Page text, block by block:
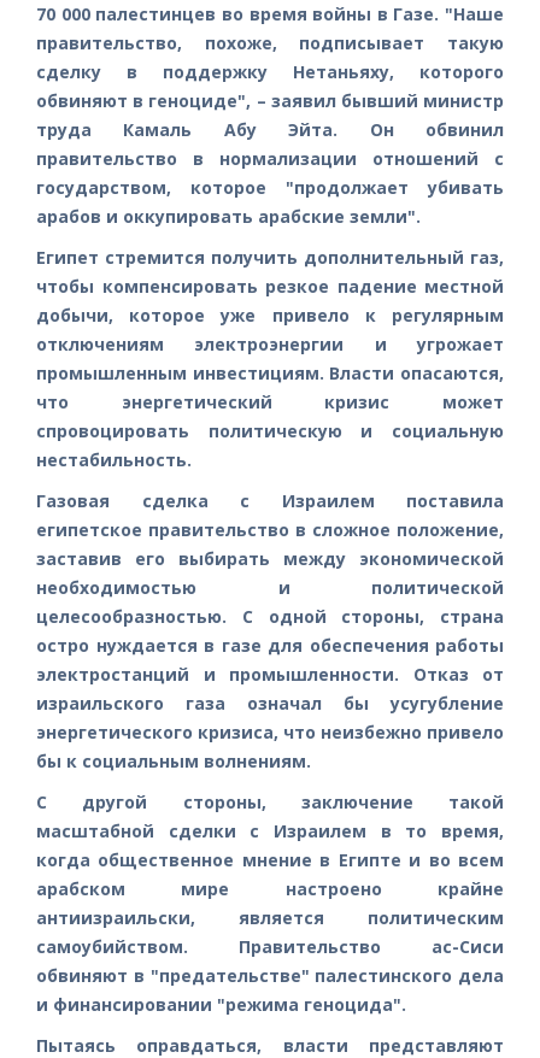
70 000 палестинцев во время войны в Газе. "Наше
правительство, похоже, подписывает такую
сделку в поддержку Нетаньяху, которого
обвиняют в геноциде", – заявил бывший министр
труда Камаль Абу Эйта. Он обвинил
правительство в нормализации отношений с
государством, которое "продолжает убивать
арабов и оккупировать арабские земли".
Египет стремится получить дополнительный газ,
чтобы компенсировать резкое падение местной
добычи, которое уже привело к регулярным
отключениям электроэнергии и угрожает
промышленным инвестициям. Власти опасаются,
что энергетический кризис может
спровоцировать политическую и социальную
нестабильность.
Газовая сделка с Израилем поставила
египетское правительство в сложное положение,
заставив его выбирать между экономической
необходимостью и политической
целесообразностью. С одной стороны, страна
остро нуждается в газе для обеспечения работы
электростанций и промышленности. Отказ от
израильского газа означал бы усугубление
энергетического кризиса, что неизбежно привело
бы к социальным волнениям.
С другой стороны, заключение такой
масштабной сделки с Израилем в то время,
когда общественное мнение в Египте и во всем
арабском мире настроено крайне
антиизраильски, является политическим
самоубийством. Правительство ас-Сиси
обвиняют в "предательстве" палестинского дела
и финансировании "режима геноцида".
Пытаясь оправдаться, власти представляют